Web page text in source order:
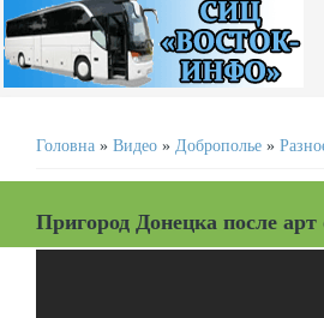
Головна » Видео » Доброполье »
Пригород Донецка после арт